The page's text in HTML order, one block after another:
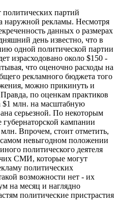
партий
наружной рекламы. Несмотря
данных о размерах
день известно, что в
одной политической партии
израсходовано около $150 -
что оценочно расходы на
рекламного бюджета того
можно прикинуть и
по оценкам практиков
$1 млн. на масштабную
серьезной. По некоторым
кампании
Впрочем, стоит отметить,
невыгодном положении
политического деятеля
СМИ, которые могут
политических
возможности нет - их
на месяц и наглядно
политические пристрастия